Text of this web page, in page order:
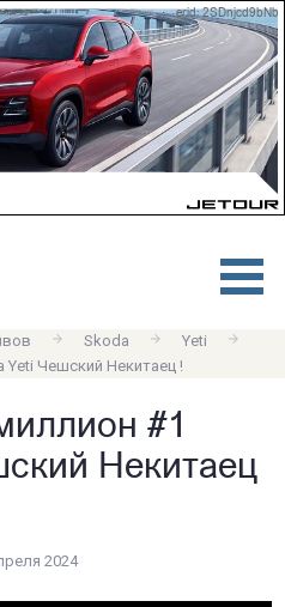
erid: 2SDnjcd9bNb
Skoda
Yeti
Чешский Некитаец !
#1
Некитаец
2024